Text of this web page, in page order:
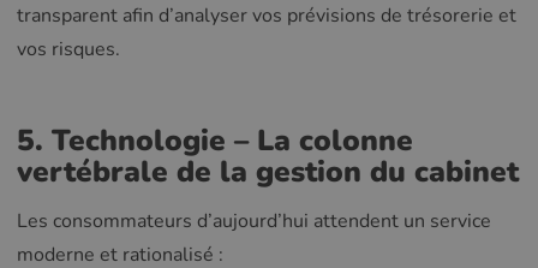
transparent afin d’analyser vos prévisions de trésorerie et
vos risques.
5. Technologie – La colonne
vertébrale de la gestion du cabinet
Les consommateurs d’aujourd’hui attendent un service
moderne et rationalisé :